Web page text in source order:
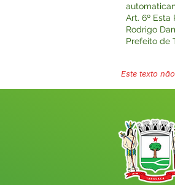
Art. 6º
Rodrigo
Prefeito de
Este texto